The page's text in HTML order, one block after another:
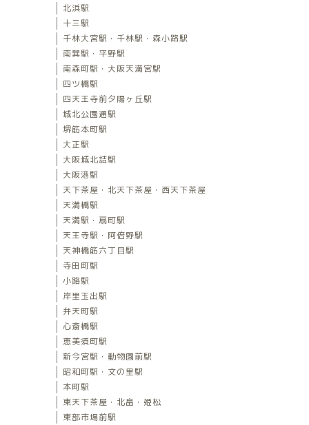
北浜駅
十三駅
千林大宮駅・千林駅・森小路駅
南巽駅・平野駅
南森町駅・大阪天満宮駅
四ツ橋駅
四天王寺前夕陽ヶ丘駅
城北公園通駅
堺筋本町駅
大正駅
大阪城北詰駅
大阪港駅
天下茶屋・北天下茶屋・西天下茶屋
天満橋駅
天満駅・扇町駅
天王寺駅・阿倍野駅
天神橋筋六丁目駅
寺田町駅
小路駅
岸里玉出駅
弁天町駅
心斎橋駅
恵美須町駅
新今宮駅・動物園前駅
昭和町駅・文の里駅
本町駅
東天下茶屋・北畠・姫松
東部市場前駅